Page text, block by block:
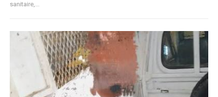
sanitaire,...